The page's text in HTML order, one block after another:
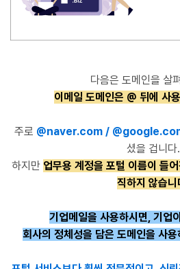
다음은 도메인을 살
이메일 도메인은 @ 뒤에 사
주로 @naver.com / @google.com
셨을 겁니다.
하지만 업무용 계정을 포털 이름이 들
직하지 않습니
기업메일을 사용하시면, 기업
회사의 정체성을 담은 도메인을 사